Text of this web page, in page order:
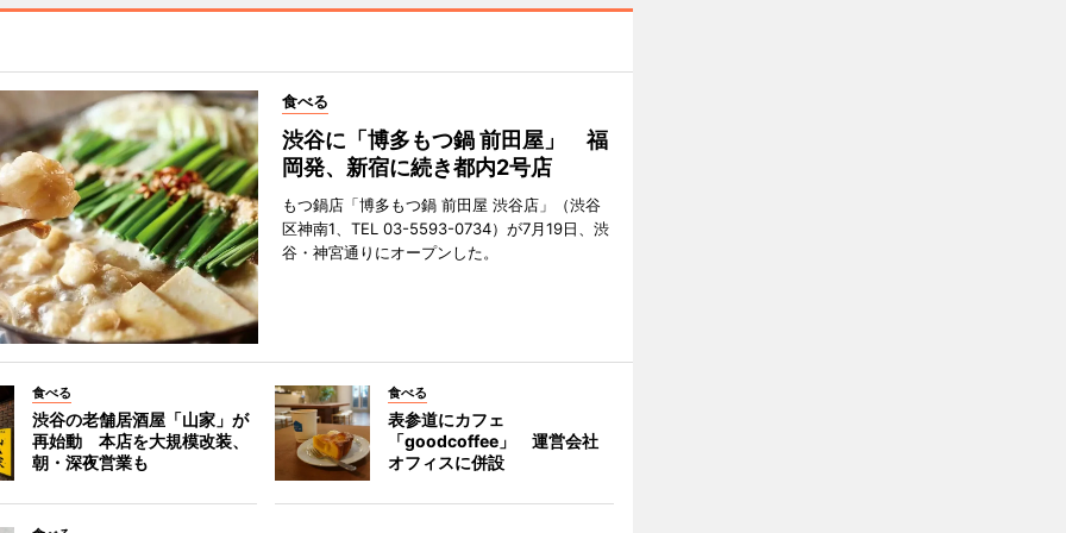
食べる
渋谷に「博多もつ鍋 前田屋」 福
岡発、新宿に続き都内2号店
もつ鍋店「博多もつ鍋 前田屋 渋谷店」（渋谷
区神南1、TEL 03-5593-0734）が7月19日、渋
谷・神宮通りにオープンした。
食べる
渋谷の老舗居酒屋「山家」が
再始動 本店を大規模改装、
朝・深夜営業も
食べる
表参道にカフェ
「goodcoffee」 運営会社
オフィスに併設